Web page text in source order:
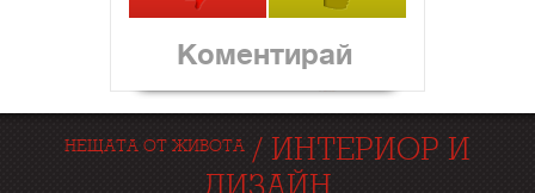
Коментирай
НЕЩАТА ОТ ЖИВОТА / ИНТЕРИОР И